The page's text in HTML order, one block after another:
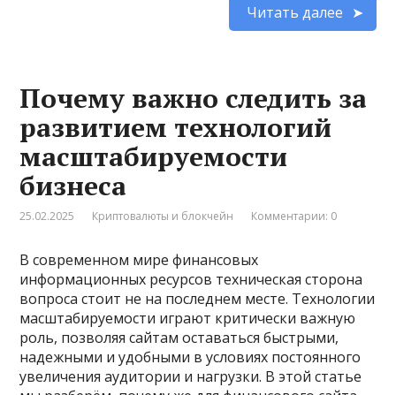
Читать далее
Почему важно следить за
развитием технологий
масштабируемости
бизнеса
25.02.2025 Криптовалюты и блокчейн Комментарии: 0
В современном мире финансовых
информационных ресурсов техническая сторона
вопроса стоит не на последнем месте. Технологии
масштабируемости играют критически важную
роль, позволяя сайтам оставаться быстрыми,
надежными и удобными в условиях постоянного
увеличения аудитории и нагрузки. В этой статье